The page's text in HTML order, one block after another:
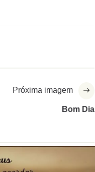
Próxima imagem
Bom Dia